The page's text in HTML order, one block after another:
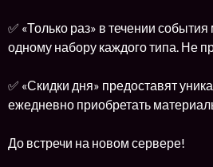
✅ «Только раз» в течении
одному набору каждого типа. Не
✅ «Скидки дня» предоставят
ежедневно приобретать
До встречи на новом сервере!